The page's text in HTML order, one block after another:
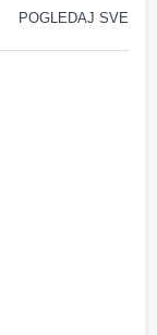
POGLEDAJ SVE